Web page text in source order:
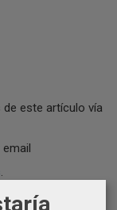
este artículo vía